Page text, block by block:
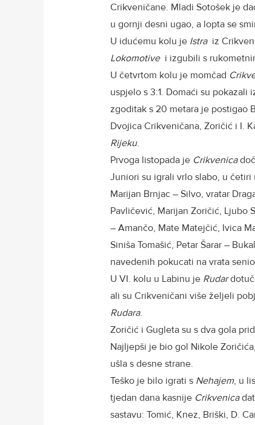
Crikveničane. Mladi Sotošek je
u gornji desni ugao, a lopta se
U idućemu kolu je Istra iz
Lokomotivei izgubili s
U četvrtom kolu je momčad
uspjelo s 3:1. Domaći su
zgoditak s 20 metara je postigao
Dvojica Crikveničana, Zoričić i I.
Rijeku.
Prvoga listopada je Crikvenica
Juniori su igrali vrlo slabo, u
Marijan Brnjac – Silvo, vratar
Pavličević, Marijan Zoričić, Ljubo
– Amančo, Mate Matejčić, Ivica
Siniša Tomašić, Petar Šarar –
navedenih pokucati na vrata
U VI. kolu u Labinu je Rudar
ali su Crikveničani više željeli
Rudara.
Zoričić i Gugleta su s dva gola
Najljepši je bio gol Nikole
ušla s desne strane.
Teško je bilo igrati s Nehajem, u
tjedan dana kasnije Crikvenica
sastavu: Tomić, Knez, Briški, D.